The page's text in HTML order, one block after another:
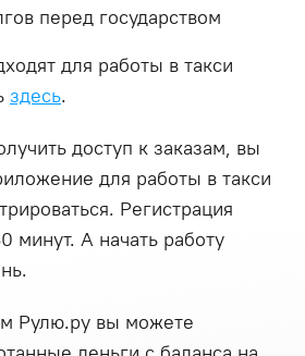
перед государством
для работы в такси
здесь.
доступ к заказам, вы
для работы в такси
Регистрация
минут. А начать работу
Рулю.ру вы можете